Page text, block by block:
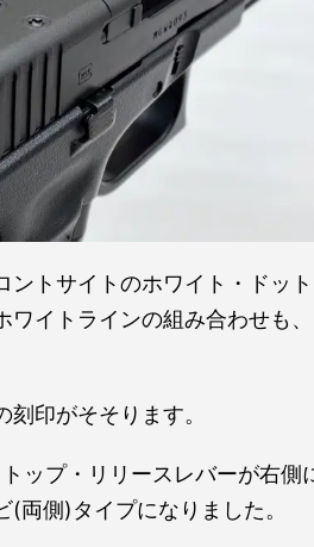
ントサイトのホワイト・ドット
ワイトラインの組み合わせも、
刻印がそそります。
ップ・リリースレバーが右側
(両側)タイプになりました。